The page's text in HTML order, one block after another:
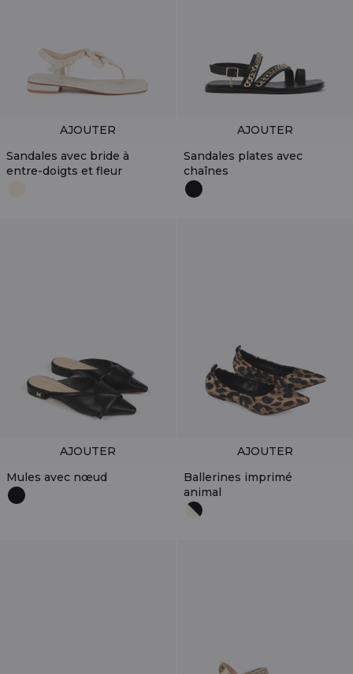
Sandales avec bride à
entre-doigts et fleur
AJOUTER
Sandales plates avec
chaînes
AJOUTER
Mules avec nœud
AJOUTER
Ballerines imprimé
animal
AJOUTER